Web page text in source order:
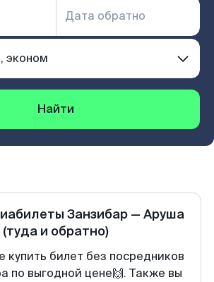
Найти
Занзибар— Аруша
(туда и обратно)
купить билет без посредников
по выгодной цене🙌. Также вы